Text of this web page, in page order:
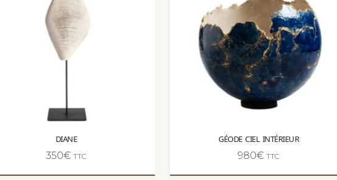
DIANE
350€ TTC
GÉODE CIEL INTÉRIEUR
980€ TTC